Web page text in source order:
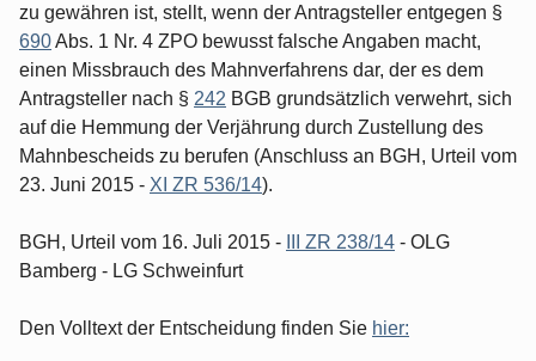
zu gewähren ist, stellt, wenn der Antragsteller entgegen §
690Abs. 1 Nr. 4 ZPO bewusst falsche Angaben macht,
einen Missbrauch des Mahnverfahrens dar, der es dem
Antragsteller nach § 242 BGB grundsätzlich verwehrt, sich
auf die Hemmung der Verjährung durch Zustellung des
Mahnbescheids zu berufen (Anschluss an BGH, Urteil vom
23. Juni 2015 - XI ZR 536/14).
BGH, Urteil vom 16. Juli 2015 - III ZR 238/14 - OLG
Bamberg - LG Schweinfurt
Den Volltext der Entscheidung finden Sie hier: